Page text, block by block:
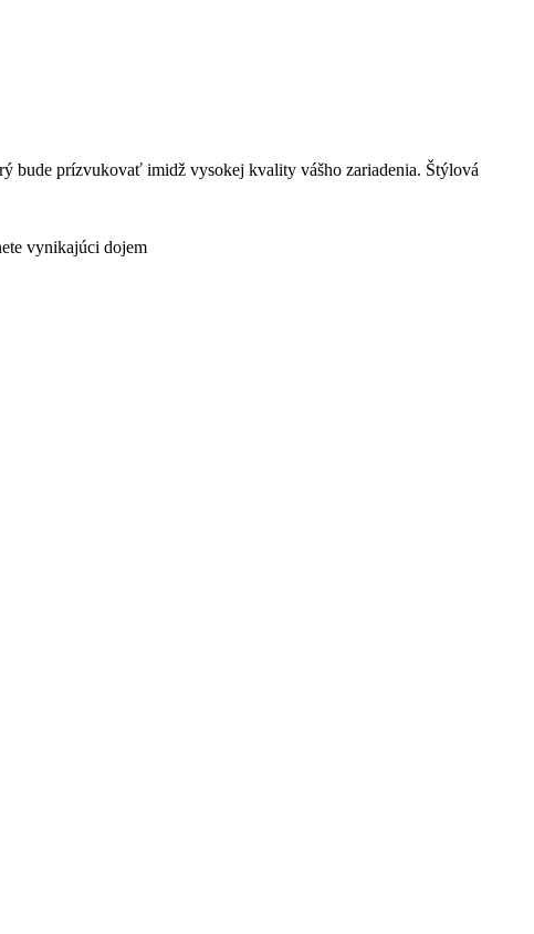
bude prízvukovať imidž vysokej kvality vášho zariadenia. Štýlová
vynikajúci dojem